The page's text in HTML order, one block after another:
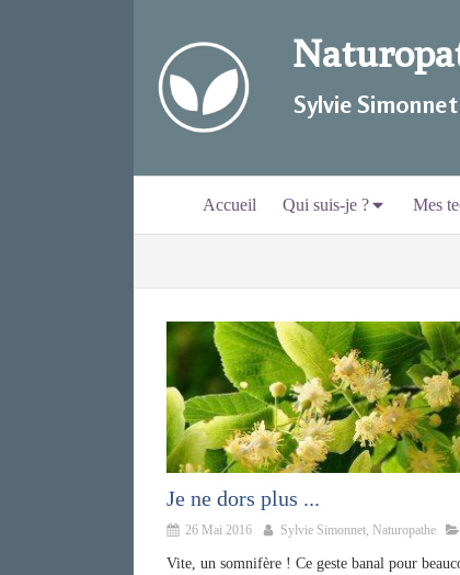
Sylvie
Accueil Qui suis-je ? Mes
Je ne dors plus ...
26 Mai 2016 Sylvie Simonnet, Naturopathe
Vite, un somnifère ! Ce geste banal pour